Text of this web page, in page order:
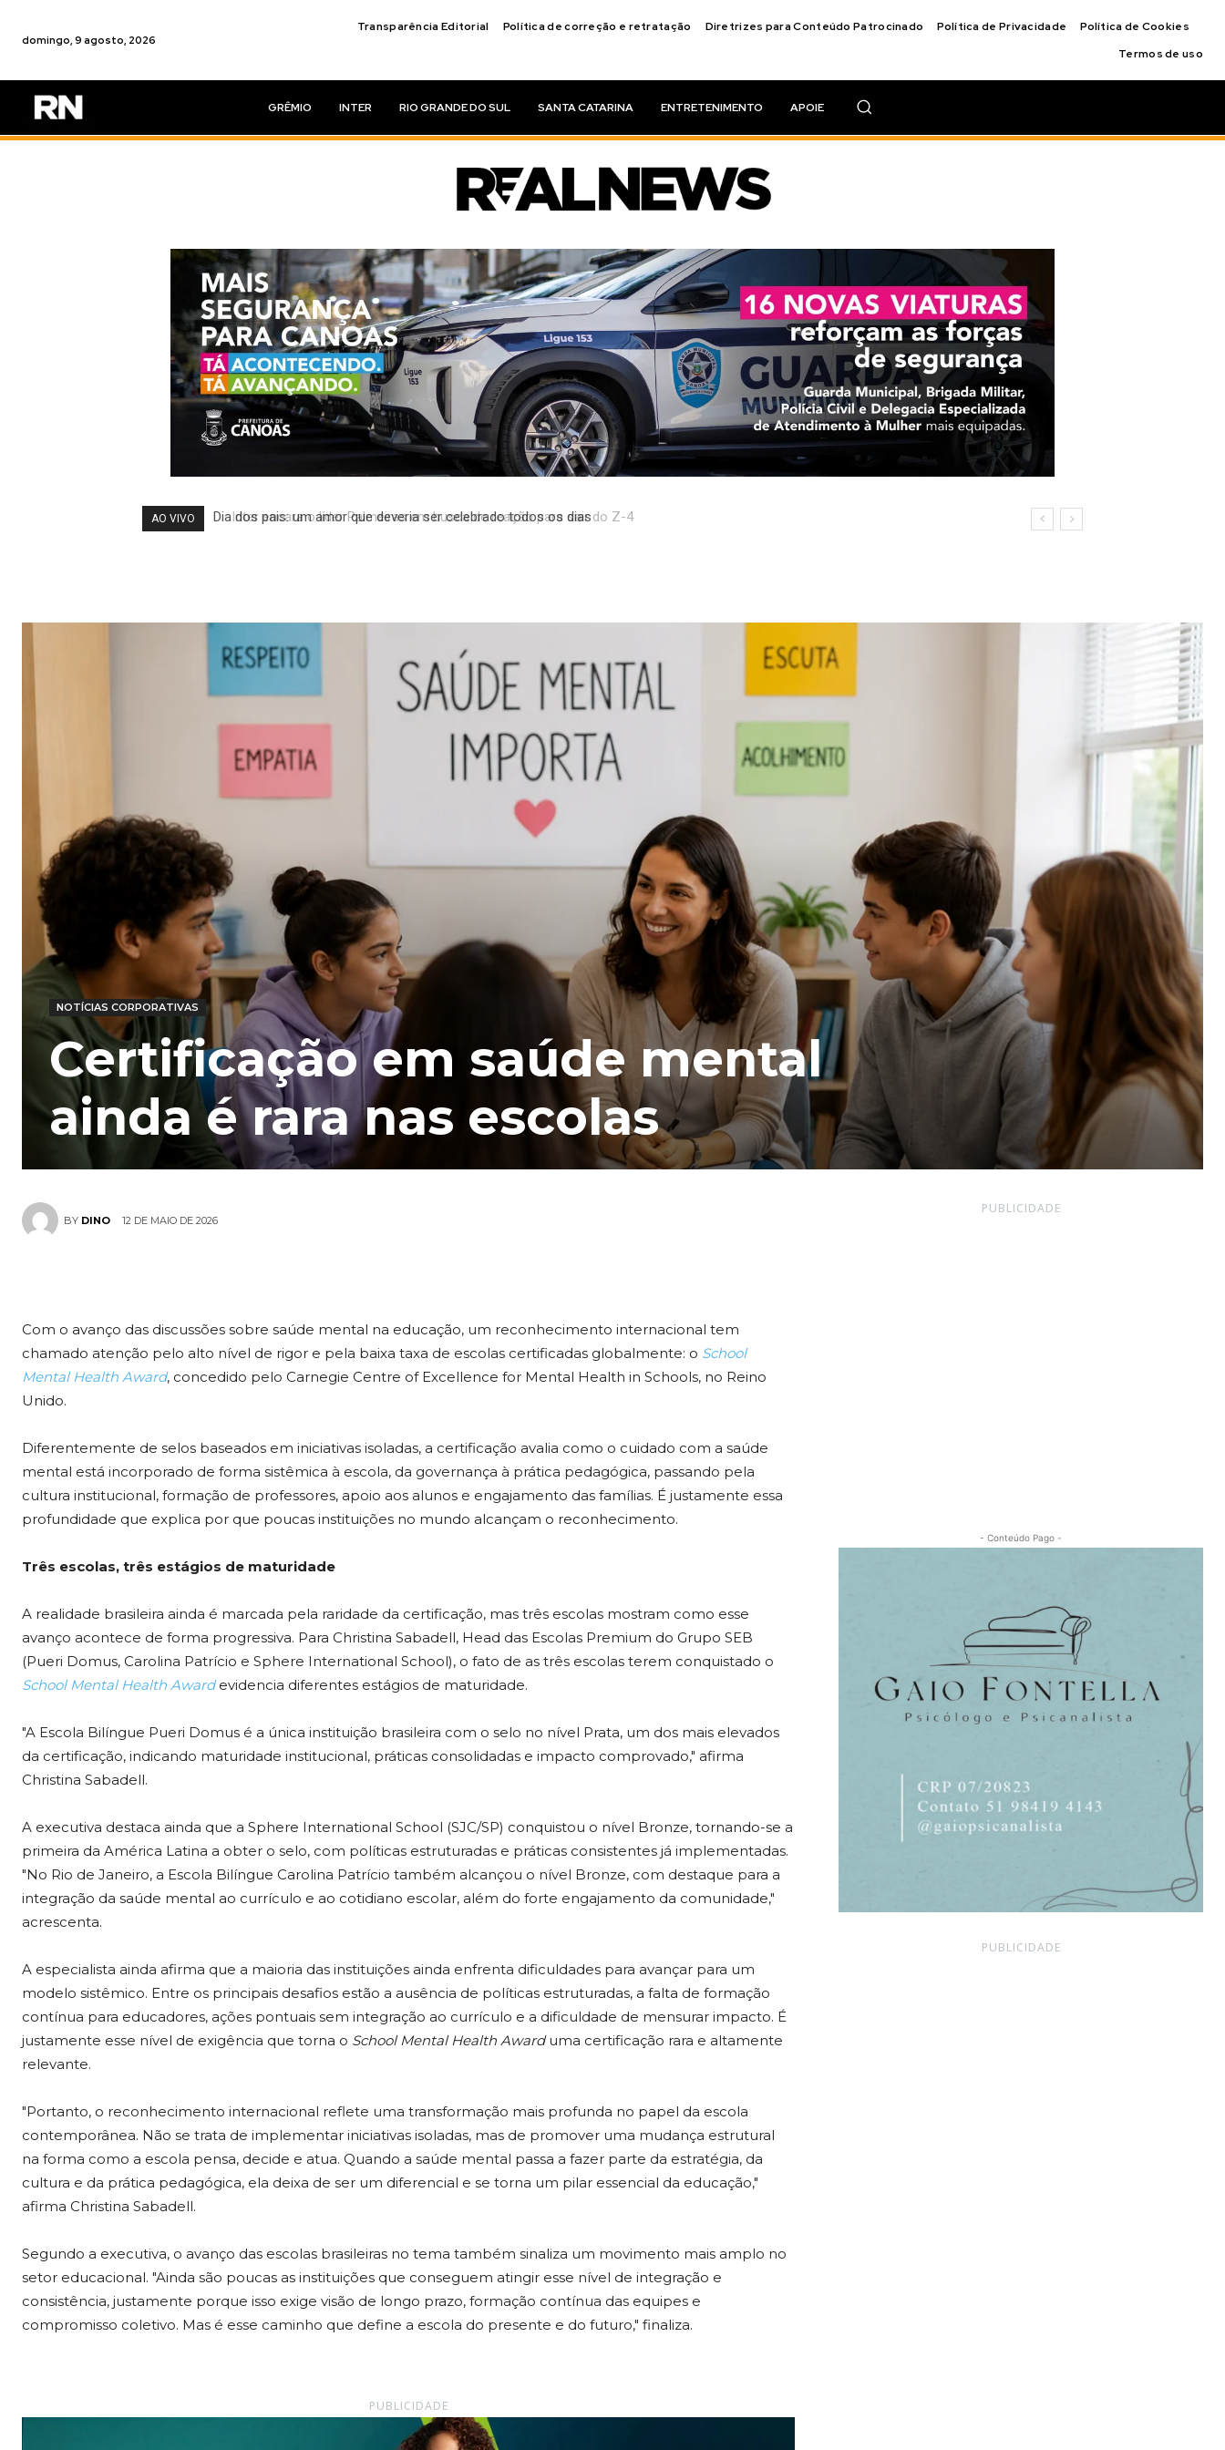
domingo, 9 agosto, 2026
Transparência Editorial Política de correção e retratação Diretrizes para Conteúdo Patrocinado Política de Privacidade
Política de Cookies
Termos de uso
GRÊMIO INTER RIO GRANDE DO SUL SANTA CATARINA ENTRETENIMENTO APOIE
AO VIVO Inter encara o líder Palmeiras em busca de reação para sair do Z-4
NOTÍCIAS CORPORATIVAS
Certificação em saúde mental
ainda é rara nas escolas
BY DINO 12 DE MAIO DE 2026
Com o avanço das discussões sobre saúde mental na educação, um reconhecimento internacional tem
chamado atenção pelo alto nível de rigor e pela baixa taxa de escolas certificadas globalmente: o School
Mental Health Award, concedido pelo Carnegie Centre of Excellence for Mental Health in Schools, no Reino
Unido.
Diferentemente de selos baseados em iniciativas isoladas, a certificação avalia como o cuidado com a saúde
mental está incorporado de forma sistêmica à escola, da governança à prática pedagógica, passando pela
cultura institucional, formação de professores, apoio aos alunos e engajamento das famílias. É justamente essa
profundidade que explica por que poucas instituições no mundo alcançam o reconhecimento.
Três escolas, três estágios de maturidade
A realidade brasileira ainda é marcada pela raridade da certificação, mas três escolas mostram como esse
avanço acontece de forma progressiva. Para Christina Sabadell, Head das Escolas Premium do Grupo SEB
(Pueri Domus, Carolina Patrício e Sphere International School), o fato de as três escolas terem conquistado o
School Mental Health Awardevidencia diferentes estágios de maturidade.
"A Escola Bilíngue Pueri Domus é a única instituição brasileira com o selo no nível Prata, um dos mais elevados
da certificação, indicando maturidade institucional, práticas consolidadas e impacto comprovado," afirma
Christina Sabadell.
A executiva destaca ainda que a Sphere International School (SJC/SP) conquistou o nível Bronze, tornando-se a
primeira da América Latina a obter o selo, com políticas estruturadas e práticas consistentes já implementadas.
"No Rio de Janeiro, a Escola Bilíngue Carolina Patrício também alcançou o nível Bronze, com destaque para a
integração da saúde mental ao currículo e ao cotidiano escolar, além do forte engajamento da comunidade,"
acrescenta.
A especialista ainda afirma que a maioria das instituições ainda enfrenta dificuldades para avançar para um
modelo sistêmico. Entre os principais desafios estão a ausência de políticas estruturadas, a falta de formação
contínua para educadores, ações pontuais sem integração ao currículo e a dificuldade de mensurar impacto. É
justamente esse nível de exigência que torna o School Mental Health Awarduma certificação rara e altamente
relevante.
"Portanto, o reconhecimento internacional reflete uma transformação mais profunda no papel da escola
contemporânea. Não se trata de implementar iniciativas isoladas, mas de promover uma mudança estrutural
na forma como a escola pensa, decide e atua. Quando a saúde mental passa a fazer parte da estratégia, da
cultura e da prática pedagógica, ela deixa de ser um diferencial e se torna um pilar essencial da educação,"
afirma Christina Sabadell.
Segundo a executiva, o avanço das escolas brasileiras no tema também sinaliza um movimento mais amplo no
setor educacional. "Ainda são poucas as instituições que conseguem atingir esse nível de integração e
consistência, justamente porque isso exige visão de longo prazo, formação contínua das equipes e
compromisso coletivo. Mas é esse caminho que define a escola do presente e do futuro," finaliza.
PUBLICIDADE
PUBLICIDADE
- Conteúdo Pago -
PUBLICIDADE